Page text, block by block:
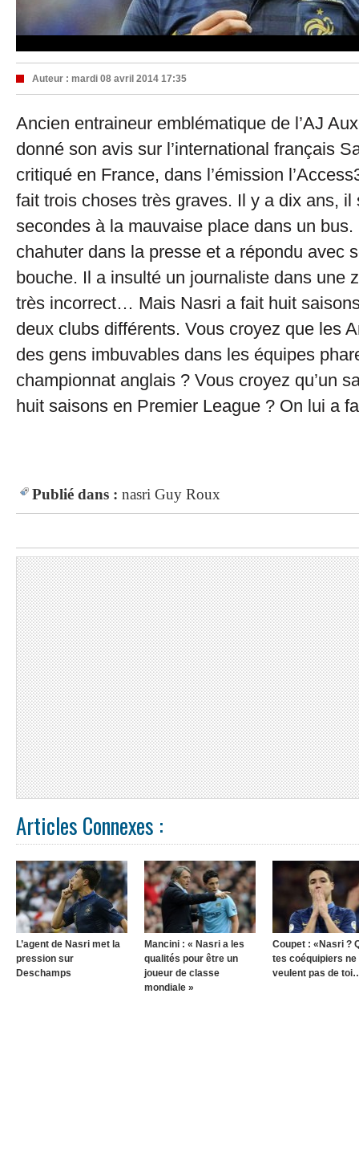
Auteur : mardi 08 avril 2014 17:35
Ancien entraineur emblématique de l’AJ
donné son avis sur l’international français
critiqué en France, dans l’émission
fait trois choses très graves. Il y a dix ans, il
secondes à la mauvaise place dans un bus.
chahuter dans la presse et a répondu avec
bouche. Il a insulté un journaliste dans une
très incorrect… Mais Nasri a fait huit
deux clubs différents. Vous croyez que les
des gens imbuvables dans les équipes
championnat anglais ? Vous croyez qu’un
huit saisons en Premier League ? On lui a
Publié dans : nasri Guy Roux
Articles Connexes :
L’agent de Nasri met la
pression sur
Deschamps
Mancini : « Nasri a les
qualités pour être un
joueur de classe
mondiale »
Coupet : «Nasri ?
tes coéquipiers ne
veulent pas de